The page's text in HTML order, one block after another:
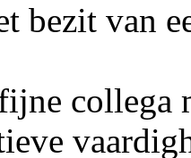
bezit van
collega